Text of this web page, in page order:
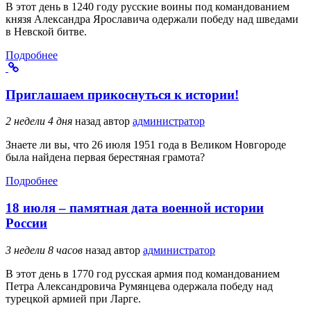
В этот день в 1240 году русские воины под командованием
князя Александра Ярославича одержали победу над шведами
в Невской битве.
Подробнее
Приглашаем прикоснуться к истории!
2 недели 4 дня назад автор администратор
Знаете ли вы, что 26 июля 1951 года в Великом Новгороде
была найдена первая берестяная грамота?
Подробнее
18 июля – памятная дата военной истории
России
3 недели 8 часов назад автор администратор
В этот день в 1770 год русская армия под командованием
Петра Александровича Румянцева одержала победу над
турецкой армией при Ларге.